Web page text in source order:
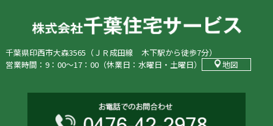
千葉県印西市大森3565（ＪＲ成田線 木下駅から徒歩7分）
営業時間：9：00〜17：00（休業日：水曜日・土曜日）
地図